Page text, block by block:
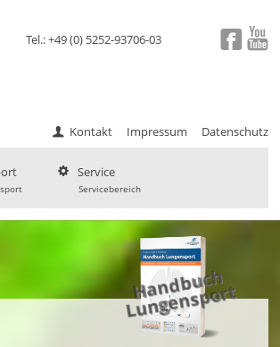
Kontakt Impressum Datenschutz
Service
Servicebereich
Tel.: +49 (0) 5252-93706-03
H
a
n
d
b
uc
h
L
u
ng
e
ns
p
ort